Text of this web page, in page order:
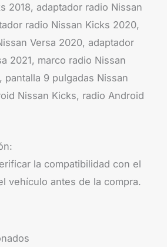
2018, adaptador radio Nissan
radio Nissan Kicks 2020,
Versa 2020, adaptador
2021, marco radio Nissan
pantalla 9 pulgadas Nissan
Nissan Kicks, radio Android
la compatibilidad con el
vehículo antes de la compra.